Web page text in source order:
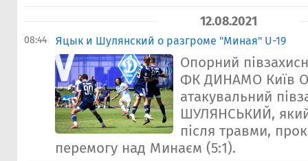
12.08.2021
08:44 Яцык и Шулянский о разгроме "Миная" U-19
Опорний
ФК ДИНАМО Київ
атакувальний
ШУЛЯНСЬКИЙ,
після травми,
перемогу над Минаєм (5:1).